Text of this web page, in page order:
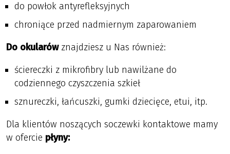
do powłok antyrefleksyjnych
chroniące przed nadmiernym zaparowaniem
Do okularów znajdziesz u Nas również:
ściereczki z mikrofibry lub nawilżane do
codziennego czyszczenia szkieł
sznureczki, łańcuszki, gumki dziecięce, etui, itp.
Dla klientów noszących soczewki kontaktowe mamy
w ofercie płyny: